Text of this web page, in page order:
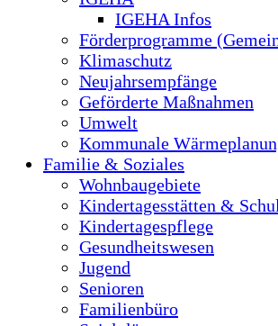
IGEHA Infos
Förderprogramme
Klimaschutz
Neujahrsempfänge
Geförderte Maßnahmen
Umwelt
Kommunale
Familie & Soziales
Wohnbaugebiete
Kindertagesstätten &
Kindertagespflege
Gesundheitswesen
Jugend
Senioren
Familienbüro